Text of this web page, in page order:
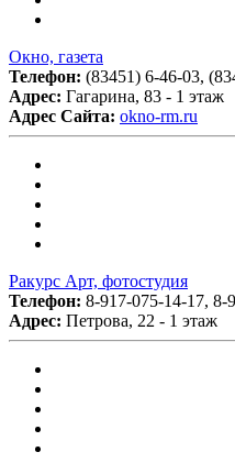
Окно, газета
Телефон: (83451) 6-46-03,
Адрес: Гагарина, 83 - 1 этаж
Адрес Сайта: okno-rm.ru
Ракурс Арт, фотостудия
Телефон: 8-917-075-14-17, 8-
Адрес: Петрова, 22 - 1 этаж